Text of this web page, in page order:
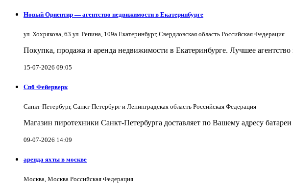
Новый Ориентир — агентство недвижимости в Екатеринбурге
ул. Хохрякова, 63 ул. Репина, 109a Екатеринбург, Свердловская область Российская Федерация
Покупка, продажа и аренда недвижимости в Екатеринбурге. Лучшее
15-07-2026 09:05
Спб Фейерверк
Санкт-Петербург, Санкт-Петербург и Ленинградская область Российская Федерация
Магазин пиротехники Санкт-Петербурга доставляет по Вашему адресу
09-07-2026 14:09
аренда яхты в москве
Москва, Москва Российская Федерация